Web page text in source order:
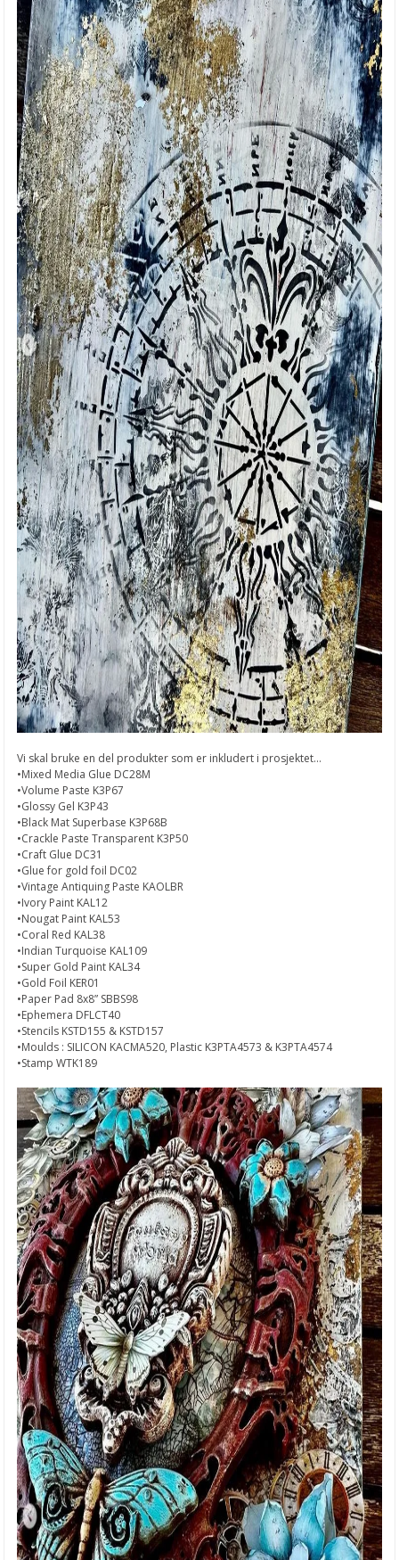
Vi skal bruke en del produkter som er inkludert i prosjektet...
•Mixed Media Glue DC28M
•Volume Paste K3P67
•Glossy Gel K3P43
•Black Mat Superbase K3P68B
•Crackle Paste Transparent K3P50
•Craft Glue DC31
•Glue for gold foil DC02
•Vintage Antiquing Paste KAOLBR
•Ivory Paint KAL12
•Nougat Paint KAL53
•Coral Red KAL38
•Indian Turquoise KAL109
•Super Gold Paint KAL34
•Gold Foil KER01
•Paper Pad 8x8” SBBS98
•Ephemera DFLCT40
•Stencils KSTD155 & KSTD157
•Moulds : SILICON KACMA520, Plastic K3PTA4573 & K3PTA4574
•Stamp WTK189